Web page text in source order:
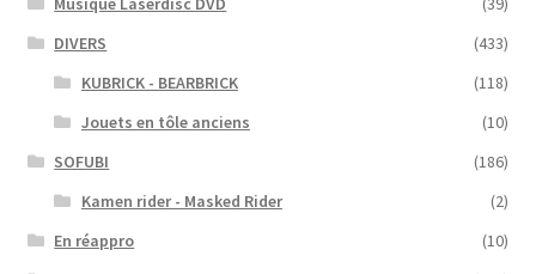
DIVERS
(433)
KUBRICK - BEARBRICK
(118)
Jouets en tôle anciens
(10)
SOFUBI
(186)
Kamen rider - Masked Rider
(2)
En réappro
(10)